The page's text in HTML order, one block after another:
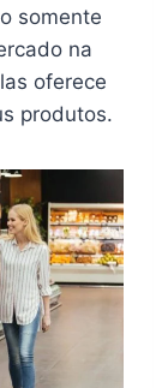
somente
na
oferece
produtos.